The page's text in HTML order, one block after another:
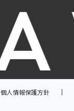
個人情報保護方針